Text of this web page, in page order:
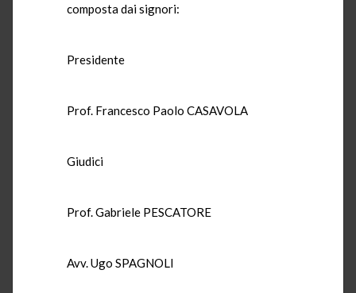
composta dai signori:
Presidente
Prof. Francesco Paolo CASAVOLA
Giudici
Prof. Gabriele PESCATORE
Avv. Ugo SPAGNOLI